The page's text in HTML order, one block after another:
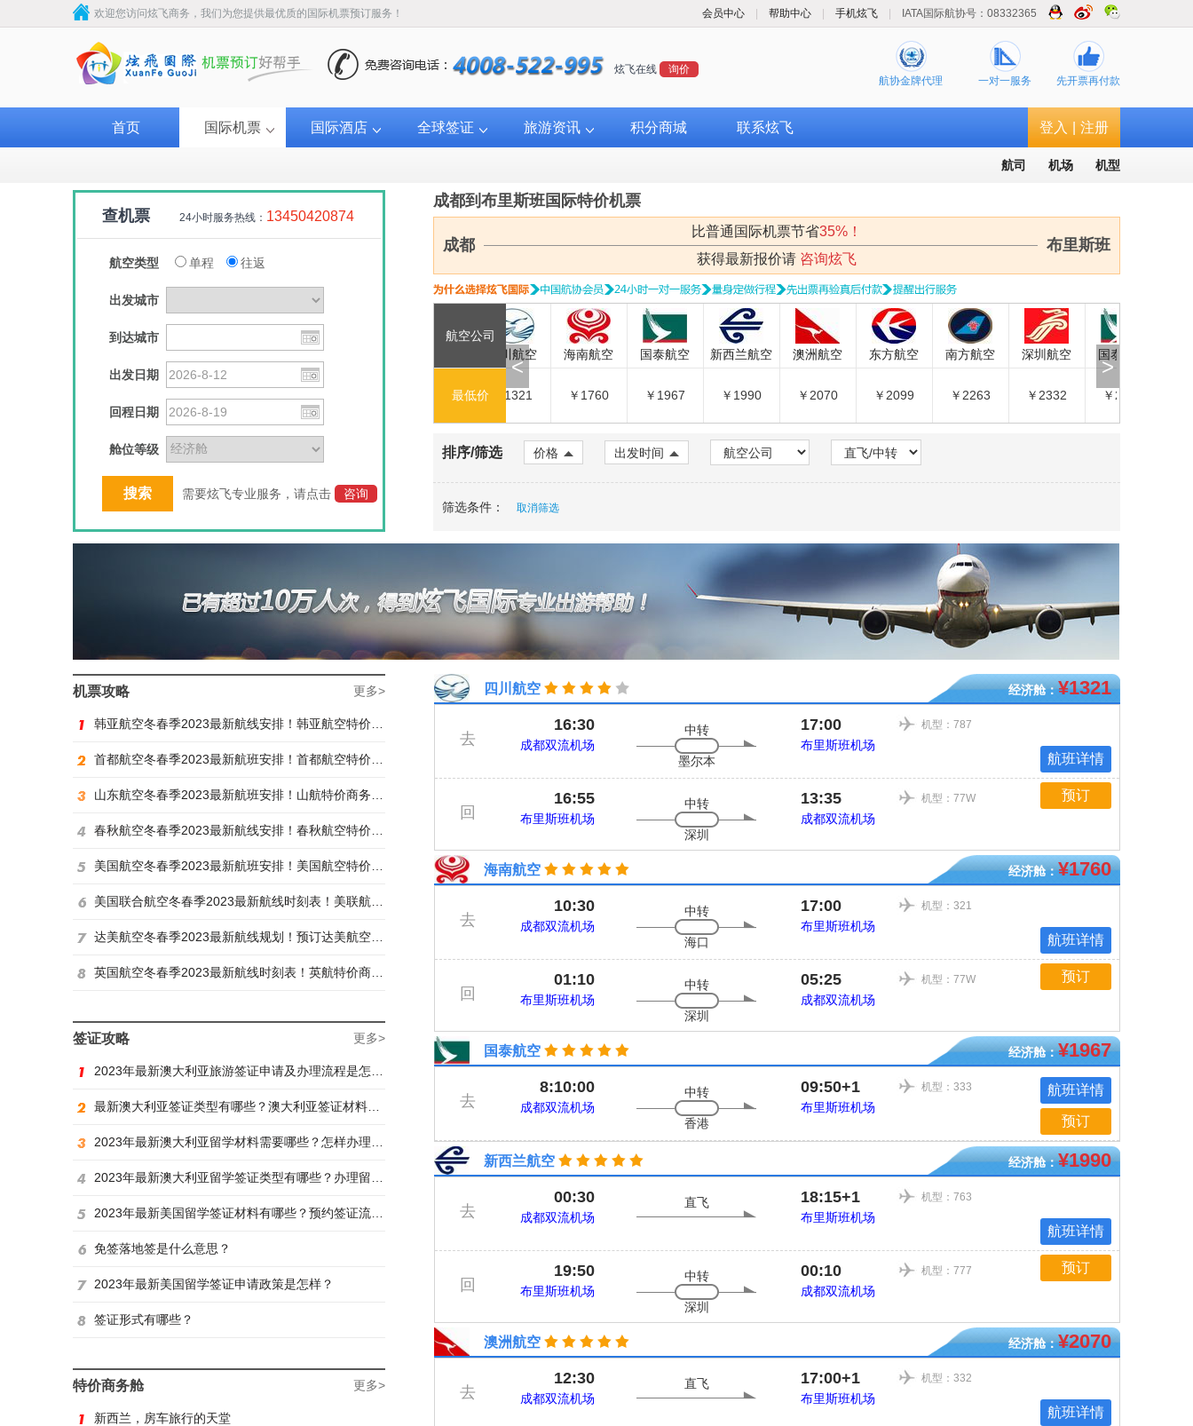
欢迎您访问炫飞商务，我们为您提供最优质的国际机票预订服务！ 会员中心 帮助中心 手机炫飞 IATA国际航协号：08332365
航协金牌代理 一对一服务 先开票再付款
炫飞在线 询价
首页 国际机票 国际酒店 全球签证 旅游资讯 积分商城 联系炫飞 登入 注册
航司 机场 机型
查机票 24小时服务热线： 13450420874
航空类型 单程 往返
出发城市
到达城市
出发日期
回程日期
舱位等级
需要炫飞专业服务，请点击 咨询
成都到布里斯班国际特价机票
成都 布里斯班
比普通国际机票节省35%！
获得最新报价请 咨询炫飞
航空公司
最低价
四川航空
￥1321
海南航空
￥1760
国泰航空
￥1967
新西兰航空
￥1990
澳洲航空
￥2070
东方航空
￥2099
南方航空
￥2263
深圳航空
￥2332
< >
排序/筛选 价格 出发时间
筛选条件： 取消筛选
机票攻略 更多>
韩亚航空冬春季2023最新航线安排！韩亚航空特价商务舱预订火热抢购中
首都航空冬春季2023最新航班安排！首都航空特价商务舱火热抢购中
山东航空冬春季2023最新航班安排！山航特价商务舱火热抢购中
春秋航空冬春季2023最新航线安排！春秋航空特价商务舱找炫飞
美国航空冬春季2023最新航班安排！美国航空特价商务舱火热抢购中
美国联合航空冬春季2023最新航线时刻表！美联航特价商务舱预订火热抢购ing
达美航空冬春季2023最新航线规划！预订达美航空商务舱找炫飞
英国航空冬春季2023最新航线时刻表！英航特价商务舱预订找炫飞
签证攻略 更多>
2023年最新澳大利亚旅游签证申请及办理流程是怎样？
最新澳大利亚签证类型有哪些？澳大利亚签证材料有哪些？
2023年最新澳大利亚留学材料需要哪些？怎样办理留学签证？
2023年最新澳大利亚留学签证类型有哪些？办理留学签证有什么要求？
2023年最新美国留学签证材料有哪些？预约签证流程是怎样？
免签落地签是什么意思？
2023年最新美国留学签证申请政策是怎样？
签证形式有哪些？
特价商务舱 更多>
新西兰，房车旅行的天堂
四川航空 经济舱：¥1321
去
16:30
成都双流机场
中转
墨尔本
17:00
布里斯班机场
机型：787
航班详情
回
16:55
布里斯班机场
中转
深圳
13:35
成都双流机场
机型：77W 预订
海南航空 经济舱：¥1760
去
10:30
成都双流机场
中转
海口
17:00
布里斯班机场
机型：321
航班详情
回
01:10
布里斯班机场
中转
深圳
05:25
成都双流机场
机型：77W 预订
国泰航空 经济舱：¥1967
去
8:10:00
成都双流机场
中转
香港
09:50+1
布里斯班机场
机型：333 航班详情
预订
新西兰航空 经济舱：¥1990
去
00:30
成都双流机场
直飞 18:15+1
布里斯班机场
机型：763
航班详情
回
19:50
布里斯班机场
中转
深圳
00:10
成都双流机场
机型：777 预订
澳洲航空 经济舱：¥2070
去
12:30
成都双流机场
直飞 17:00+1
布里斯班机场
机型：332
航班详情